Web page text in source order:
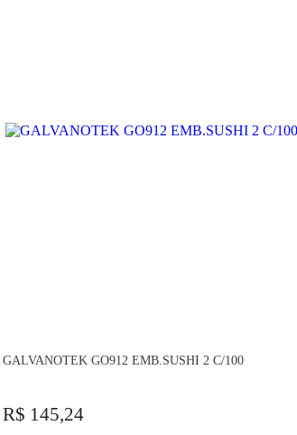
GALVANOTEK GO912 EMB.SUSHI 2 C/100
R$ 145,24